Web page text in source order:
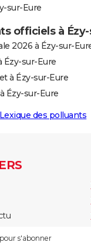
sur-Eure
officiels à
2026 à Ézy-sur-
Ézy-sur-Eure
à Ézy-sur-Eure
Ézy-sur-Eure
Lexique des polluants